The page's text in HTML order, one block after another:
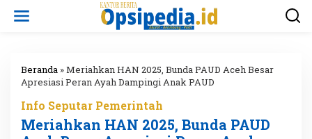
Beranda »Meriahkan HAN 2025, Bunda PAUD Aceh Besar
Apresiasi Peran Ayah Dampingi Anak PAUD
Info Seputar Pemerintah
Meriahkan HAN 2025, Bunda PAUD